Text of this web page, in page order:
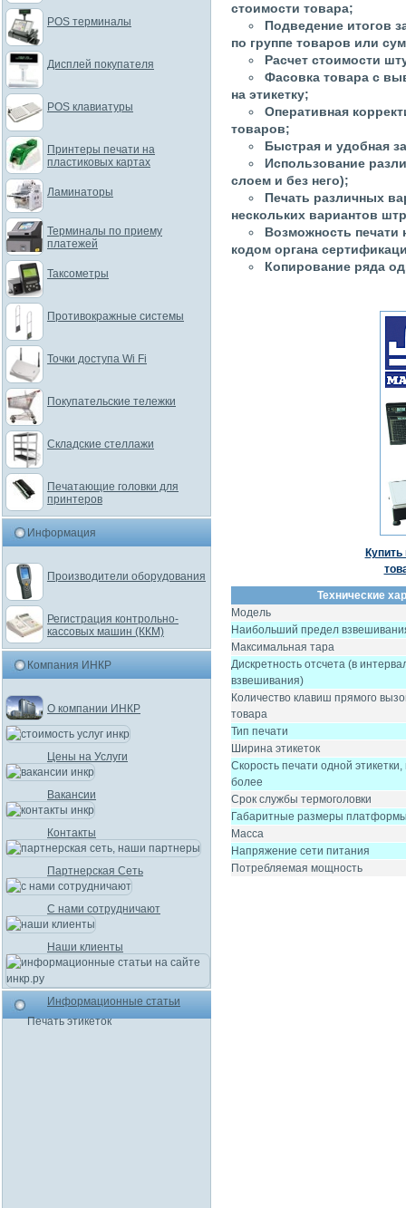
стоимости товара;
Подведение итогов
по группе товаров или
Расчет стоимости
Фасовка товара с
на этикетку;
Оперативная
товаров;
Быстрая и удобная
Использование
слоем и без него);
Печать различных
нескольких вариантов
Возможность печати
кодом органа
Копирование ряда
Купить
Технические
Mодель
Наибольший предел
Максимальная тара
Дискретность отсчета (в
взвешивания)
Количество клавиш прямого
товара
Тип печати
Ширина этикеток
Скорость печати одной этикетки,
более
Срок службы термоголовки
Габаритные размеры
Macca
Напряжение сети питания
Потребляемая мощность
POS терминалы
Дисплей покупателя
POS клавиатуры
Принтеры печати на
пластиковых картах
Ламинаторы
Терминалы по приему
платежей
Таксометры
Противокражные системы
Точки доступа Wi Fi
Покупательские тележки
Складские стеллажи
Печатающие головки для
принтеров
Информация
Производители оборудования
Регистрация контрольно-
кассовых машин (ККМ)
Компания ИНКР
О компании ИНКР
Цены на Услуги
Вакансии
Контакты
Партнерская Сеть
С нами сотрудничают
Наши клиенты
Информационные статьи
Печать этикеток